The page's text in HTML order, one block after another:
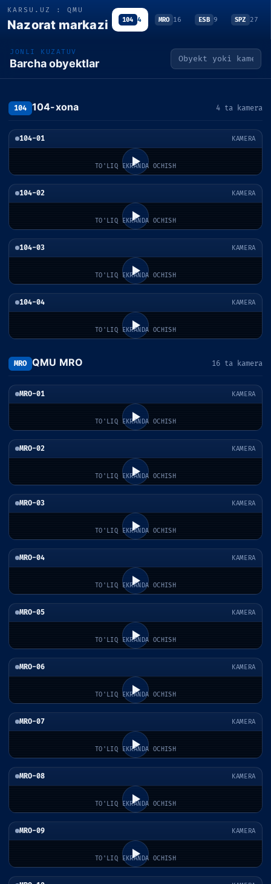
KARSU.UZ : QMU
Nazorat markazi 104 4 MRO 16 ESB 9 SPZ 27
JONLI KUZATUV
Barcha obyektlar
104 104-xona 4 ta kamera
104-01 KAMERA
TO'LIQ EKRANDA OCHISH
104-02 KAMERA
TO'LIQ EKRANDA OCHISH
104-03 KAMERA
TO'LIQ EKRANDA OCHISH
104-04 KAMERA
TO'LIQ EKRANDA OCHISH
MRO QMU MRO 16 ta kamera
MRO-01 KAMERA
TO'LIQ EKRANDA OCHISH
MRO-02 KAMERA
TO'LIQ EKRANDA OCHISH
MRO-03 KAMERA
TO'LIQ EKRANDA OCHISH
MRO-04 KAMERA
TO'LIQ EKRANDA OCHISH
MRO-05 KAMERA
TO'LIQ EKRANDA OCHISH
MRO-06 KAMERA
TO'LIQ EKRANDA OCHISH
MRO-07 KAMERA
TO'LIQ EKRANDA OCHISH
MRO-08 KAMERA
TO'LIQ EKRANDA OCHISH
MRO-09 KAMERA
TO'LIQ EKRANDA OCHISH